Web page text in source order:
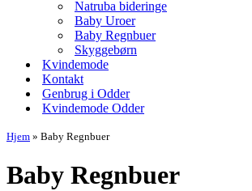
Natruba bideringe
Baby Uroer
Baby Regnbuer
Skyggebørn
Kvindemode
Kontakt
Genbrug i Odder
Kvindemode Odder
Hjem » Baby Regnbuer
Baby Regnbuer